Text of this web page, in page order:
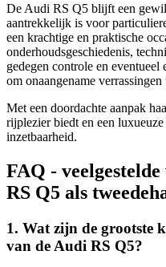
De Audi RS Q5 blijft een
aantrekkelijk is voor
een krachtige en praktische
onderhoudsgeschiedenis,
gedegen controle en
om onaangename
Met een doordachte aanpak
rijplezier biedt en een
inzetbaarheid.
FAQ -
RS Q5 als
1. Wat zijn de grootste
van de Audi RS Q5?